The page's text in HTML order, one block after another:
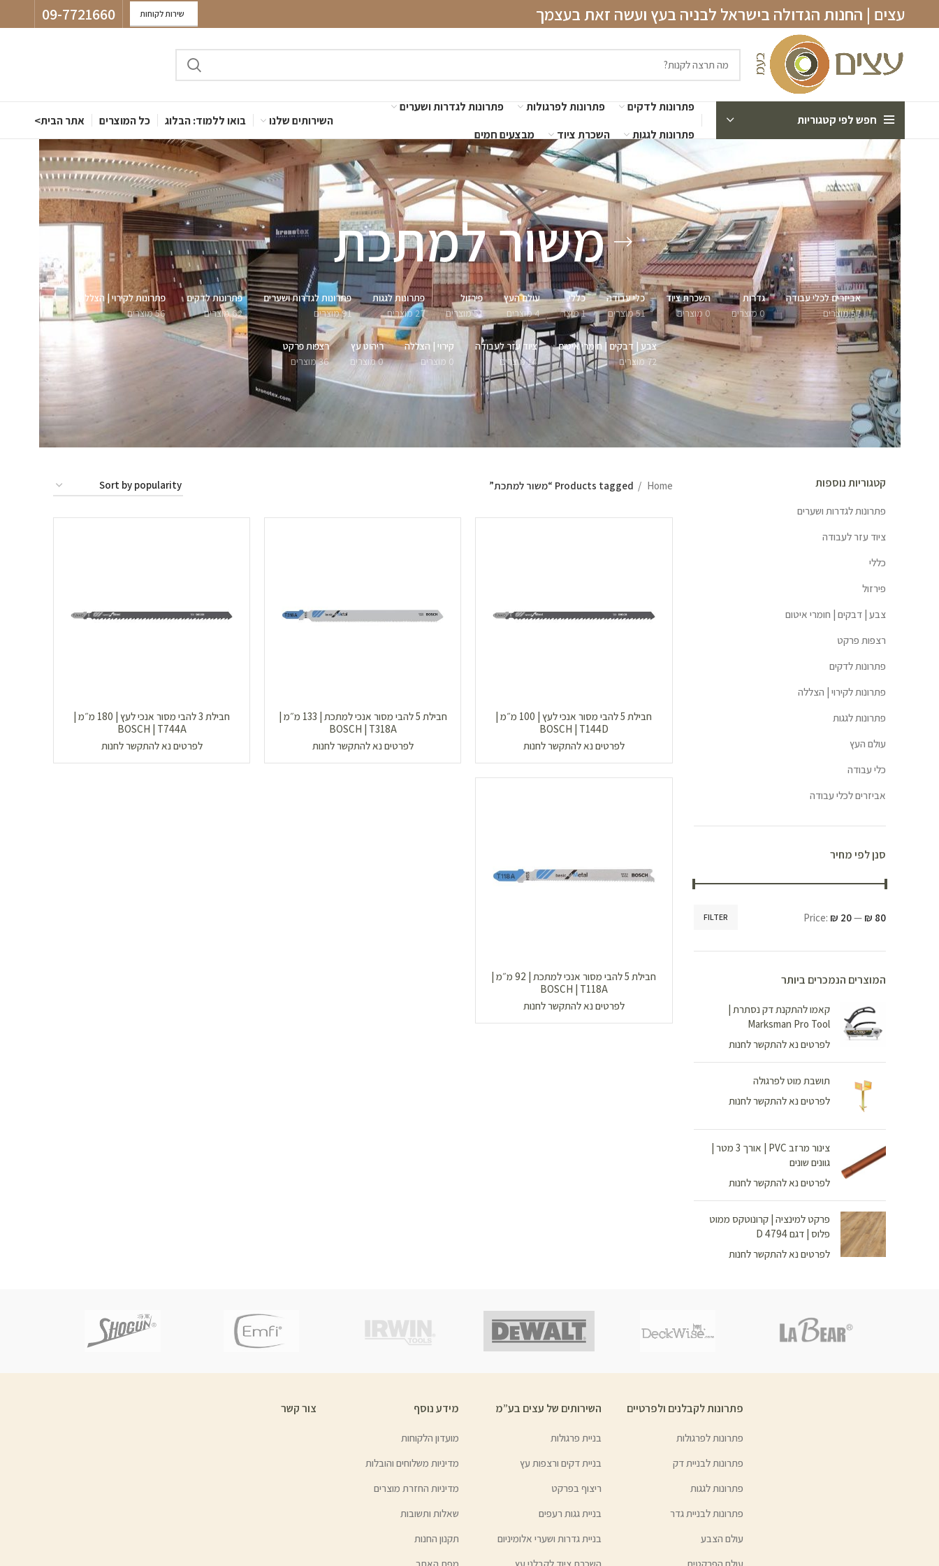
עצים | החנות הגדולה בישראל לבניה בעץ ועשה זאת בעצמך שירות לקוחות 09-7721660
חפש לפי קטגוריות
פתרונות לדקים פתרונות לפרגולות
פתרונות לגדרות ושערים
פתרונות לגגות
השכרת ציוד מבצעים חמים
השירותים שלנו בואו ללמוד: הבלוג כל המוצרים אתר הבית>
משור למתכת
אביזרים לכלי עבודה
57 מוצרים
גדרות
0 מוצרים
השכרת ציוד
0 מוצרים
כלי עבודה
51 מוצרים
כללי
1 מוצר
עולם העץ
4 מוצרים
פירזול
51 מוצרים
פתרונות לגגות
27 מוצרים
פתרונות לגדרות ושערים
91 מוצרים
פתרונות לדקים
62 מוצרים
פתרונות לקירוי | הצללה
56 מוצרים
צבע | דבקים | חומרי איטום
72 מוצרים
ציוד עזר לעבודה
14 מוצרים
קירוי | הצללה
0 מוצרים
ריהוט עץ
0 מוצרים
רצפות פרקט
36 מוצרים
קטגוריות נוספות
פתרונות לגדרות ושערים
ציוד עזר לעבודה
כללי
פירזול
צבע | דבקים | חומרי איטום
רצפות פרקט
פתרונות לדקים
פתרונות לקירוי | הצללה
פתרונות לגגות
עולם העץ
כלי עבודה
אביזרים לכלי עבודה
סנן לפי מחיר
FILTER Price: ₪ 20— ₪ 80
המוצרים הנמכרים ביותר
קאמו להתקנת דק נסתרת |
Marksman Pro Tool
לפרטים נא להתקשר לחנות
תושבת מוט לפרגולה
לפרטים נא להתקשר לחנות
צינור מרזב PVC | אורך 3 מטר |
גוונים שונים
לפרטים נא להתקשר לחנות
פרקט למינציה | קרונוטקס ממוט
פלוס | דגם D 4794
לפרטים נא להתקשר לחנות
Home Products tagged “משור למתכת”
חבילת 5 להבי מסור אנכי לעץ | 100 מ״מ |
BOSCH | T144D
לפרטים נא להתקשר לחנות
חבילת 5 להבי מסור אנכי למתכת | 133 מ״מ |
BOSCH | T318A
לפרטים נא להתקשר לחנות
חבילת 3 להבי מסור אנכי לעץ | 180 מ״מ |
BOSCH | T744A
לפרטים נא להתקשר לחנות
חבילת 5 להבי מסור אנכי למתכת | 92 מ״מ |
BOSCH | T118A
לפרטים נא להתקשר לחנות
פתרונות לקבלנים ולפרטיים
פתרונות לפרגולות
פתרונות לבניית דק
פתרונות לגגות
פתרונות לבניית גדר
עולם הצבע
השירותים של עצים בע”מ
בניית פרגולות
בניית דקים ורצפות עץ
ריצוף בפרקט
בניית גגות רעפים
בניית גדרות ושערי אלומיניום
מידע נוסף
מועדון הלקוחות
מדיניות משלוחים והובלות
מדיניות החזרת מוצרים
שאלות ותשובות
תקנון החנות
צור קשר